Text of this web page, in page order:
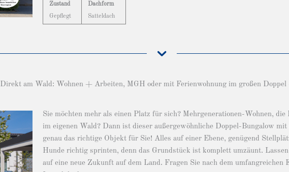
Zustand
Gepflegt
Dachform
Satteldach
Direkt am Wald: Wohnen + Arbeiten, MGH oder mit Ferienwohnung im großen Doppel
Sie möchten mehr als einen Platz für sich? Mehrgenerationen-Wohnen,
im eigenen Wald? Dann ist dieser außergewöhnliche Doppel-Bungalow
genau das richtige Objekt für Sie! Alles auf einer Ebene, genügend
Hunde richtig sprinten, denn das Grundstück ist komplett umzäunt.
auf eine neue Zukunft auf dem Land. Fragen Sie nach dem umfangreichen